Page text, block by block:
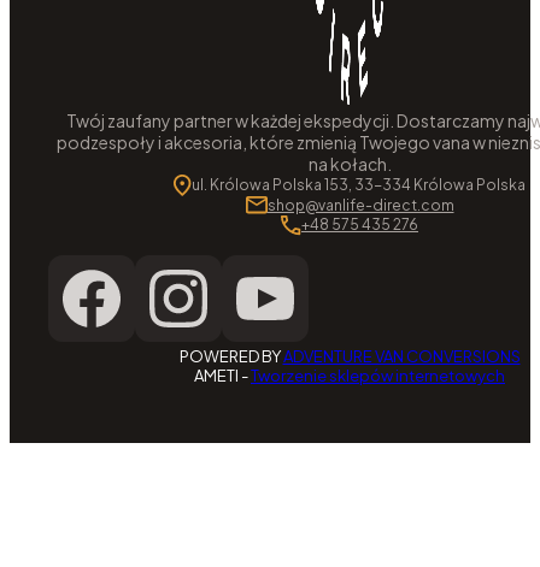
Twój zaufany partner w każdej ekspedycji. Dostarczamy
podzespoły i akcesoria, które zmienią Twojego vana w
na kołach.
ul. Królowa Polska 153, 33-334 Królowa Polska
shop@vanlife-direct.com
+48 575 435 276
POWERED BYADVENTURE VAN CONVERSIONS
AMETI -Tworzenie sklepów internetowych